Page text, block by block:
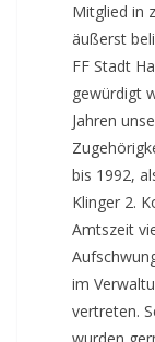
Mitglied in
äußerst
FF Stadt
gewürdigt
Jahren
bis 1992,
Klinger 2.
Amtszeit
im
vertreten.